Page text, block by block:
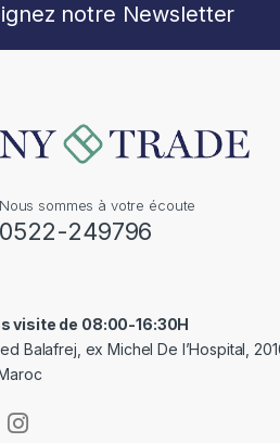
notre Newsletter
Nous sommes à votre écoute
0522-249796
visite de 08:00-16:30H
Balafrej, ex Michel De l’Hospital,